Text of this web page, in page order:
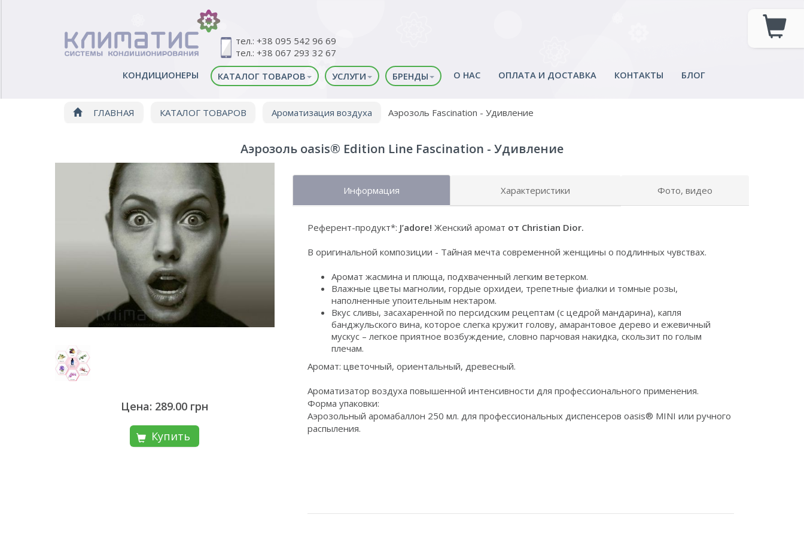
тел.: +38 095 542 96 69
тел.: +38 067 293 32 67
КОНДИЦИОНЕРЫ
КАТАЛОГ ТОВАРОВ УСЛУГИ БРЕНДЫ О НАС ОПЛАТА И ДОСТАВКА КОНТАКТЫ БЛОГ
ГЛАВНАЯ КАТАЛОГ ТОВАРОВ Ароматизация воздуха Аэрозоль Fascination - Удивление
Аэрозоль оasis® Edition Line Fascination - Удивление
Цена: 289.00 грн
Купить
Информация Характеристики Фото, видео
Референт-продукт*: J’adore! Женский аромат от Christian Dior.
В оригинальной композиции - Тайная мечта современной женщины о подлинных чувствах.
Аромат жасмина и плюща, подхваченный легким ветерком.
Влажные цветы магнолии, гордые орхидеи, трепетные фиалки и томные розы,
наполненные упоительным нектаром.
Вкус сливы, засахаренной по персидским рецептам (с цедрой мандарина), капля
банджульского вина, которое слегка кружит голову, амарантовое дерево и ежевичный
мускус – легкое приятное возбуждение, словно парчовая накидка, скользит по голым
плечам.
Аромат: цветочный, ориентальный, древесный.
Ароматизатор воздуха повышенной интенсивности для профессионального применения.
Форма упаковки:
Аэрозольный аромабаллон 250 мл. для профессиональных диспенсеров oasis® MINI или ручного
распыления.